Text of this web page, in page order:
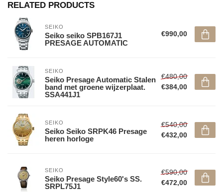
RELATED PRODUCTS
SEIKO
Seiko seiko SPB167J1
PRESAGE AUTOMATIC
€990,00
SEIKO
Seiko Presage Automatic Stalen
band met groene wijzerplaat.
SSA441J1
€480,00
€384,00
SEIKO
Seiko Seiko SRPK46 Presage
heren horloge
€540,00
€432,00
SEIKO
Seiko Presage Style60's SS.
SRPL75J1
€590,00
€472,00